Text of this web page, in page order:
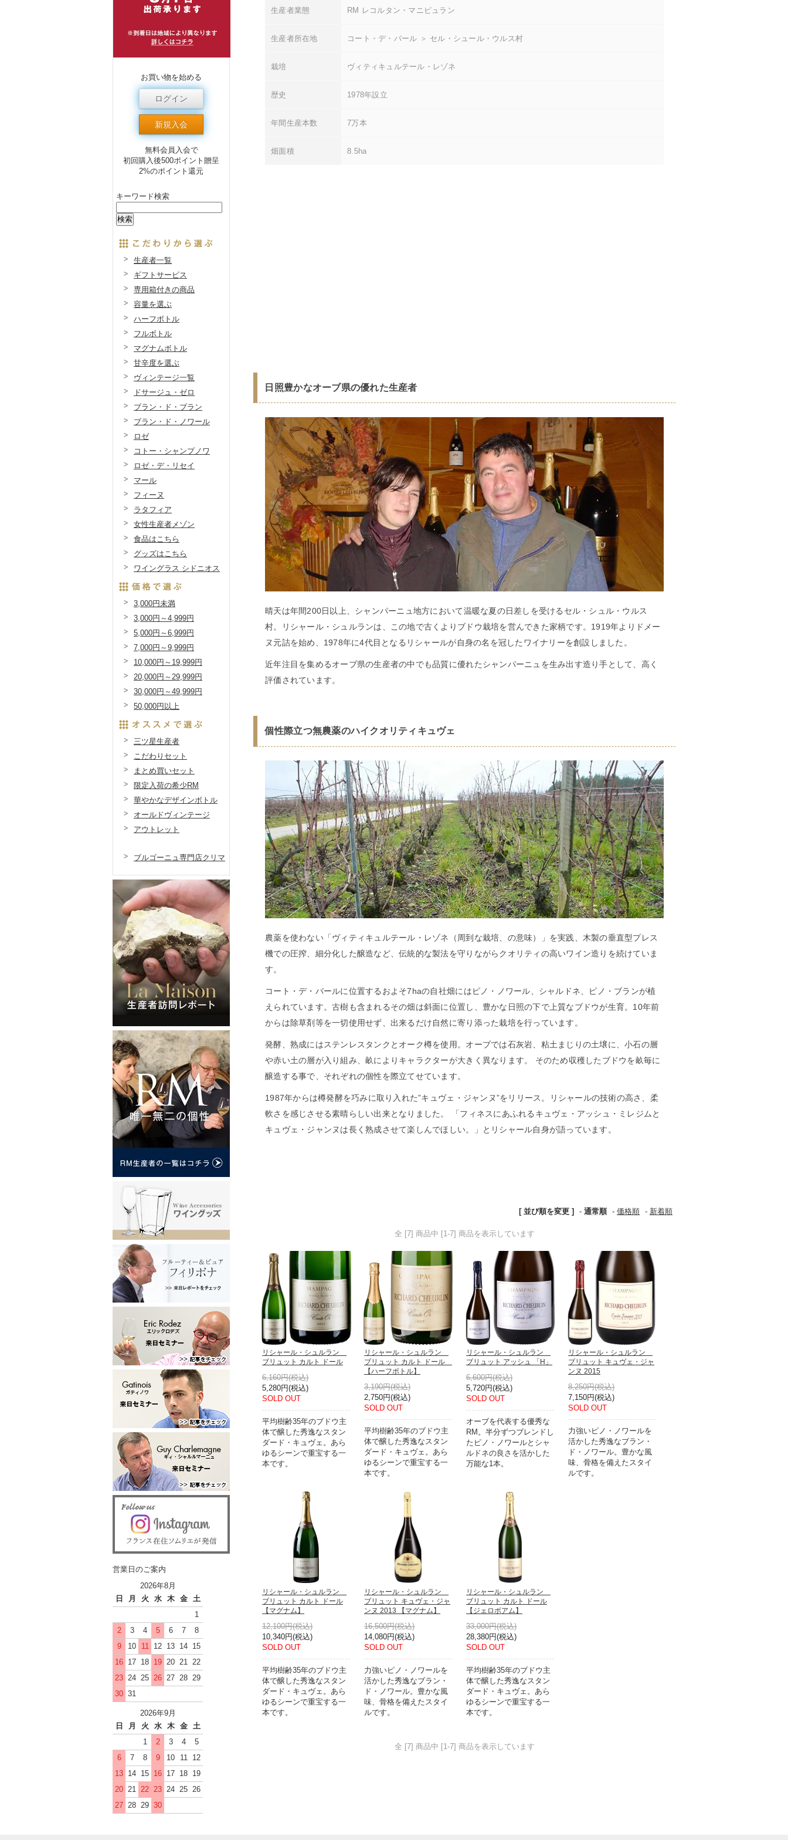
生産者業態 RM レコルタン・マニピュラン
生産者所在地 コート・デ・バール ＞ セル・シュール・ウルス村
栽培 ヴィティキュルテール・レゾネ
歴史 1978年設立
年間生産本数 7万本
畑面積 8.5ha
日照豊かなオーブ県の優れた生産者
晴天は年間200日以上、シャンパーニュ地方において温暖な夏の日差しを受けるセル・シュル・ウルス
村。リシャール・シュルランは、この地で古くよりブドウ栽培を営んできた家柄です。1919年よりドメー
ヌ元詰を始め、1978年に4代目となるリシャールが自身の名を冠したワイナリーを創設しました。
近年注目を集めるオーブ県の生産者の中でも品質に優れたシャンパーニュを生み出す造り手として、高く
評価されています。
個性際立つ無農薬のハイクオリティキュヴェ
農薬を使わない「ヴィティキュルテール・レゾネ（周到な栽培、の意味）」を実践、木製の垂直型プレス
機での圧搾、細分化した醸造など、伝統的な製法を守りながらクオリティの高いワイン造りを続けていま
す。
コート・デ・バールに位置するおよそ7haの自社畑にはピノ・ノワール、シャルドネ、ピノ・ブランが植
えられています。古樹も含まれるその畑は斜面に位置し、豊かな日照の下で上質なブドウが生育。10年前
からは除草剤等を一切使用せず、出来るだけ自然に寄り添った栽培を行っています。
発酵、熟成にはステンレスタンクとオーク樽を使用。オーブでは石灰岩、粘土まじりの土壌に、小石の層
や赤い土の層が入り組み、畝によりキャラクターが大きく異なります。 そのため収穫したブドウを畝毎に
醸造する事で、それぞれの個性を際立てせています。
1987年からは樽発酵を巧みに取り入れた”キュヴェ・ジャンヌ”をリリース。リシャールの技術の高さ、柔
軟さを感じさせる素晴らしい出来となりました。 「フィネスにあふれるキュヴェ・アッシュ・ミレジムと
キュヴェ・ジャンヌは長く熟成させて楽しんでほしい。」とリシャール自身が語っています。
[ 並び順を変更 ] - 通常順 - 価格順 - 新着順
全 [7] 商品中 [1-7] 商品を表示しています
リシャール・シュルラン
ブリュット カルト ドール
6,160円(税込)
5,280円(税込)
SOLD OUT
平均樹齢35年のブドウ主
体で醸した秀逸なスタン
ダード・キュヴェ。あら
ゆるシーンで重宝する一
本です。
リシャール・シュルラン
ブリュット カルト ドール
【ハーフボトル】
3,190円(税込)
2,750円(税込)
SOLD OUT
平均樹齢35年のブドウ主
体で醸した秀逸なスタン
ダード・キュヴェ。あら
ゆるシーンで重宝する一
本です。
リシャール・シュルラン
ブリュット アッシュ 「H」
6,600円(税込)
5,720円(税込)
SOLD OUT
オーブを代表する優秀な
RM。半分ずつブレンドし
たピノ・ノワールとシャ
ルドネの良さを活かした
万能な1本。
リシャール・シュルラン
ブリュット キュヴェ・ジャ
ンヌ 2015
8,250円(税込)
7,150円(税込)
SOLD OUT
力強いピノ・ノワールを
活かした秀逸なブラン・
ド・ノワール。豊かな風
味、骨格を備えたスタイ
ルです。
リシャール・シュルラン
ブリュット カルト ドール
【マグナム】
12,100円(税込)
10,340円(税込)
SOLD OUT
平均樹齢35年のブドウ主
体で醸した秀逸なスタン
ダード・キュヴェ。あら
ゆるシーンで重宝する一
本です。
リシャール・シュルラン
ブリュット キュヴェ・ジャ
ンヌ 2013 【マグナム】
16,500円(税込)
14,080円(税込)
SOLD OUT
力強いピノ・ノワールを
活かした秀逸なブラン・
ド・ノワール。豊かな風
味、骨格を備えたスタイ
ルです。
リシャール・シュルラン
ブリュット カルト ドール
【ジェロボアム】
33,000円(税込)
28,380円(税込)
SOLD OUT
平均樹齢35年のブドウ主
体で醸した秀逸なスタン
ダード・キュヴェ。あら
ゆるシーンで重宝する一
本です。
全 [7] 商品中 [1-7] 商品を表示しています
お買い物を始める
ログイン
新規入会
無料会員入会で
初回購入後500ポイント贈呈
2%のポイント還元
キーワード検索
生産者一覧
ギフトサービス
専用箱付きの商品
容量を選ぶ
ハーフボトル
フルボトル
マグナムボトル
甘辛度を選ぶ
ヴィンテージ一覧
ドサージュ・ゼロ
ブラン・ド・ブラン
ブラン・ド・ノワール
ロゼ
コトー・シャンプノワ
ロゼ・デ・リセイ
マール
フィーヌ
ラタフィア
女性生産者メゾン
食品はこちら
グッズはこちら
ワイングラス シドニオス
3,000円未満
3,000円～4,999円
5,000円～6,999円
7,000円～9,999円
10,000円～19,999円
20,000円～29,999円
30,000円～49,999円
50,000円以上
三ツ星生産者
こだわりセット
まとめ買いセット
限定入荷の希少RM
華やかなデザインボトル
オールドヴィンテージ
アウトレット
ブルゴーニュ専門店クリマ
営業日のご案内
2026年8月
日
月 火 水 木 金
土
1
2
3 4 5 6 7
8
9
10 11 12 13 14 15
16 17 18 19 20 21 22
23 24 25 26 27 28 29
30 31
2026年9月
日
月 火 水 木 金
土
1
2 3 4
5
6
7 8 9 10 11
12
13 14 15 16 17 18 19
20 21 22 23 24 25 26
27 28 29 30